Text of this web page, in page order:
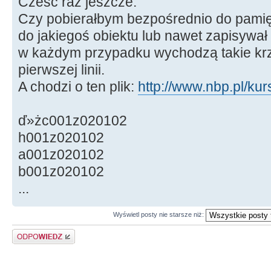
{
Result->Add(NazwaWaluty(
Przelicznik(
KodWaluty(
KursSredni
);
Value=Value.
}
Result->Delete
ostatni pusty wiersz */
returnResult;
}
Czy pobierałbym bezpośrednio do
do jakiegoś obiektu lub nawet
w każdym przypadku wychodzą takie
pierwszej linii.
A chodzi o ten plik: http://www.nbp.pl/
ď»żc001z020102
h001z020102
a001z020102
b001z020102
...
Wyświetl posty nie starsze niż:
Odpowiedz